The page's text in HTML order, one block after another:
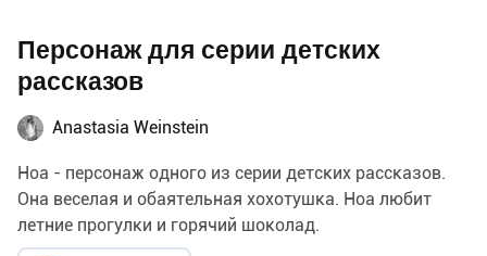
Персонаж для серии детских
рассказов
Anastasia Weinstein
Ноа - персонаж одного из серии детских рассказов.
Она веселая и обаятельная хохотушка. Ноа любит
летние прогулки и горячий шоколад.